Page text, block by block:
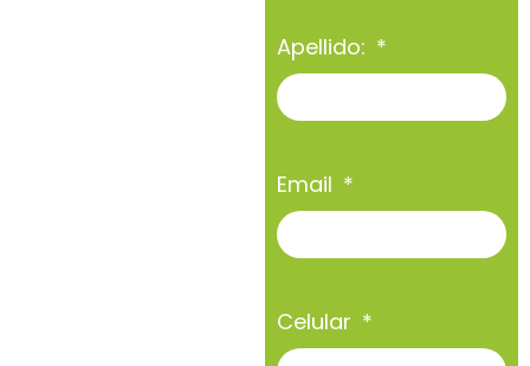
Apellido:
Email
Celular